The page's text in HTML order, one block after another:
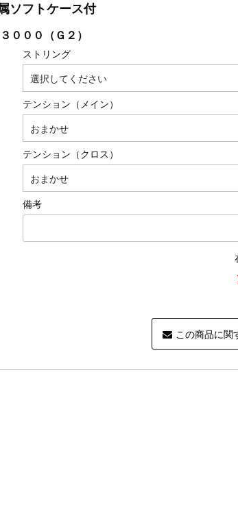
ソフトケース付
０００（Ｇ２）
ストリング
テンション（メイン）
テンション（クロス）
備考
この商品に関